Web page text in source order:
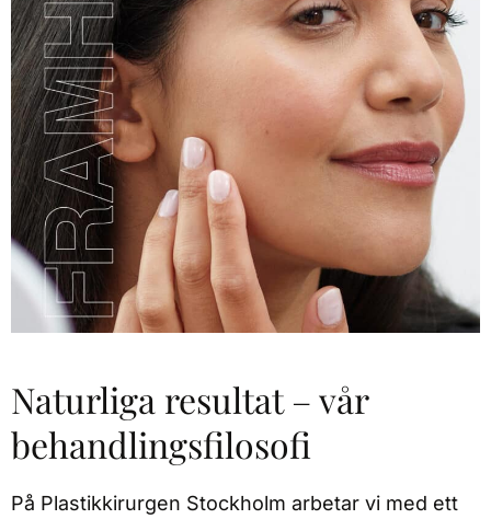
Naturliga resultat – vår
behandlingsfilosofi
På Plastikkirurgen Stockholm arbetar vi med ett